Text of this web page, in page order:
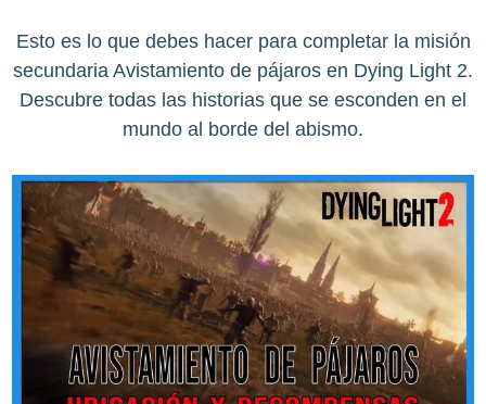
Esto es lo que debes hacer para completar la misión
secundaria Avistamiento de pájaros en Dying Light 2.
Descubre todas las historias que se esconden en el
mundo al borde del abismo.